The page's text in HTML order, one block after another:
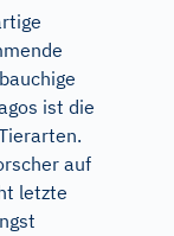
ist die
auf
letzte